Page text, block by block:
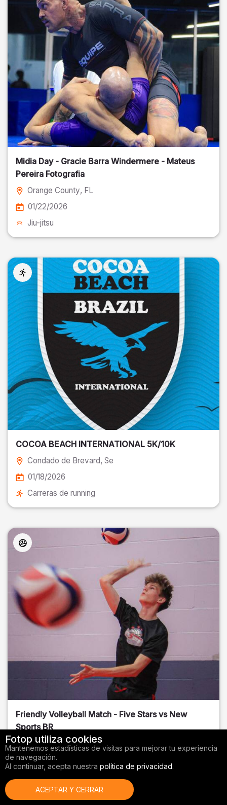
Midia Day - Gracie Barra Windermere - Mateus
Pereira Fotografia
Orange County, FL
01/22/2026
Jiu-jitsu
COCOA BEACH INTERNATIONAL 5K/10K
Condado de Brevard, Se
01/18/2026
Carreras de running
Friendly Volleyball Match - Five Stars vs New
Sports BR
Orange County, FL
01/14/2026
Fotop utiliza cookies
Mantenemos estadísticas de visitas para mejorar tu experiencia
de navegación.
Al continuar, acepta nuestra política de privacidad.
ACEPTAR Y CERRAR